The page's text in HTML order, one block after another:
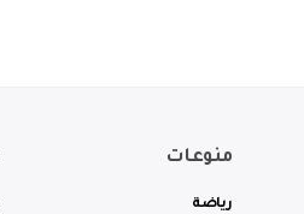
منوعات
رياضة